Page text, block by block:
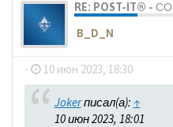
RE: POST-IT® -
B_D_N
- 10 июн 2023, 18:30
Jokerписал(а): ↑
10 июн 2023, 18:01